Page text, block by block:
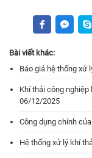
Bài viết khác:
Báo giá hệ thống xử
Khí thải công nghiệp
06/12/2025
Công dụng chính
Hệ thống xử lý khí